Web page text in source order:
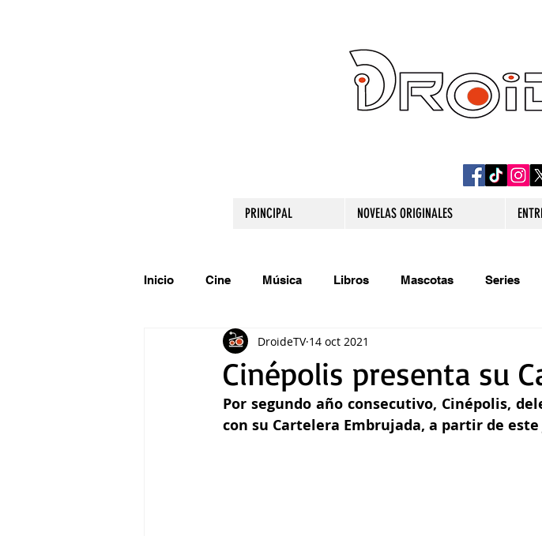
PRINCIPAL NOVELAS ORIGINALES
Inicio Cine Música Libros Mascotas Series
Comparte tu talento Relatos originales
Gastronomía Tecnología
Cinépolis presenta su
DroideTV 14 oct 2021
Por segundo año consecutivo, Cinépolis,
con su Cartelera Embrujada, a partir de